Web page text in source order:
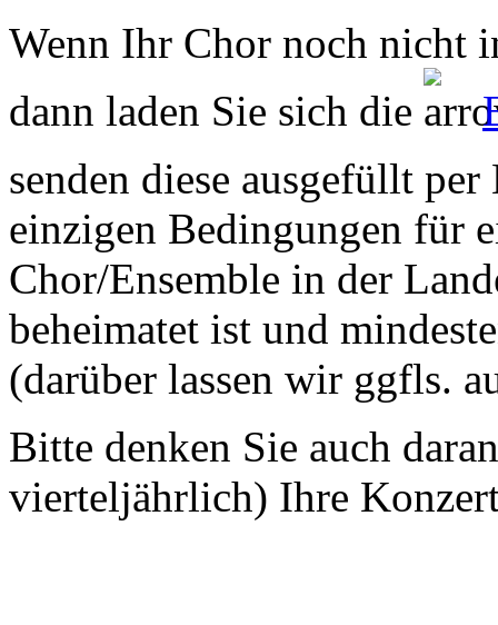
Wenn Ihr Chor noch nicht
dann laden Sie sich die
senden diese ausgefüllt
einzigen Bedingungen für
Chor/Ensemble in der
beheimatet ist und
(darüber lassen wir ggfls.
Bitte denken Sie auch
vierteljährlich) Ihre